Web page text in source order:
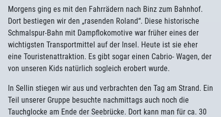
Morgens ging es mit den Fahrrädern nach Binz zum Bahnhof.
Dort bestiegen wir den „rasenden Roland“. Diese historische
Schmalspur-Bahn mit Dampflokomotive war früher eines der
wichtigsten Transportmittel auf der Insel. Heute ist sie eher
eine Touristenattraktion. Es gibt sogar einen Cabrio- Wagen, der
von unseren Kids natürlich sogleich erobert wurde.
In Sellin stiegen wir aus und verbrachten den Tag am Strand. Ein
Teil unserer Gruppe besuchte nachmittags auch noch die
Tauchglocke am Ende der Seebrücke. Dort kann man für ca. 30